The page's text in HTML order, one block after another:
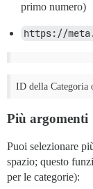
primo numero)
https://
ID della Categoria
Più argomenti
Puoi selezionare
spazio; questo
per le categorie):